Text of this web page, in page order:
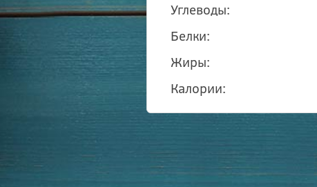
Углеводы:
Белки:
Жиры:
Калории: